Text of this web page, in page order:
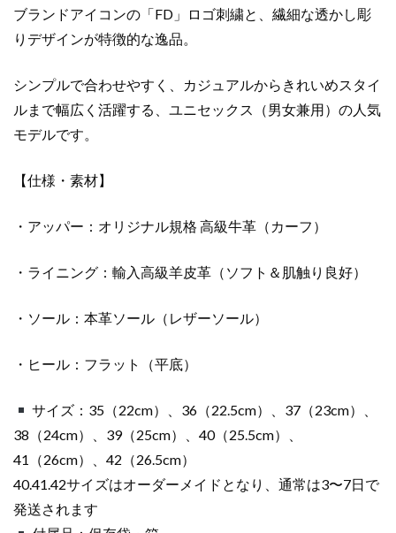
コ
ピ
ー
ブランドアイコンの「FD」ロゴ刺繍と、繊細な透かし彫
りデザインが特徴的な逸品。
シンプルで合わせやすく、カジュアルからきれいめスタイ
ルまで幅広く活躍する、ユニセックス（男女兼用）の人気
モデルです。
【仕様・素材】
・アッパー：オリジナル規格 高級牛革（カーフ）
・ライニング：輸入高級羊皮革（ソフト＆肌触り良好）
・ソール：本革ソール（レザーソール）
・ヒール：フラット（平底）
サイズ：35（22cm）、36（22.5cm）、37（23cm）、
38（24cm）、39（25cm）、40（25.5cm）、
41（26cm）、42（26.5cm）
40.41.42サイズはオーダーメイドとなり、通常は3〜7日で
発送されます